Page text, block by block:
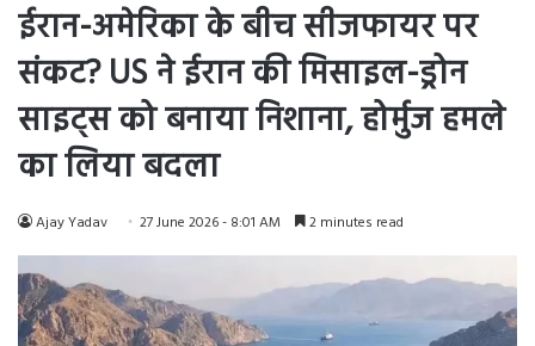
ईरान-अमेरिका के बीच सीजफायर पर
संकट? US ने ईरान की मिसाइल-ड्रोन
साइट्स को बनाया निशाना, होर्मुज हमले
का लिया बदला
Ajay Yadav 27 June 2026 - 8:01 AM 2 minutes read